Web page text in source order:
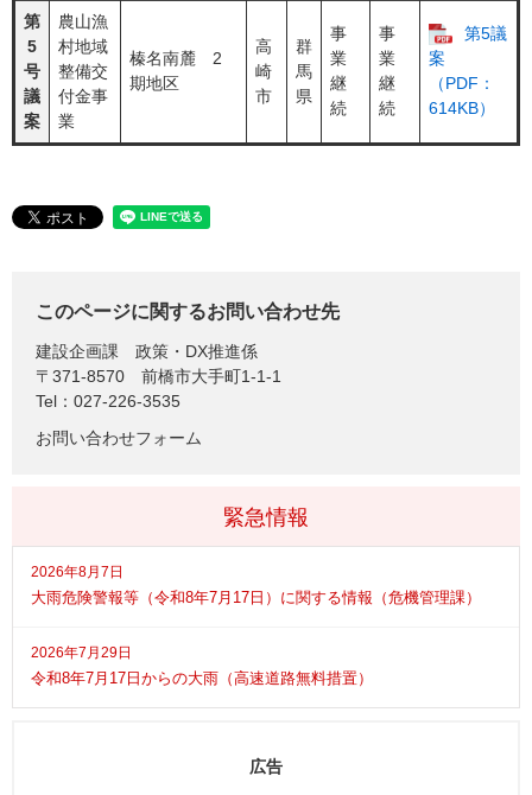
第
5
号
議
案
農山漁
村地域
整備交
付金事
業
榛名南麓 2
期地区
高
崎
市
群
馬
県
事
業
継
続
事
業
継
続
第5議
案
（PDF：
614KB）
このページに関するお問い合わせ先
建設企画課
政策・DX推進係
〒371-8570
前橋市大手町1-1-1
Tel：027-226-3535
お問い合わせフォーム
緊急情報
2026年8月7日
大雨危険警報等（令和8年7月17日）に関する情報（危機管理課）
2026年7月29日
令和8年7月17日からの大雨（高速道路無料措置）
広告